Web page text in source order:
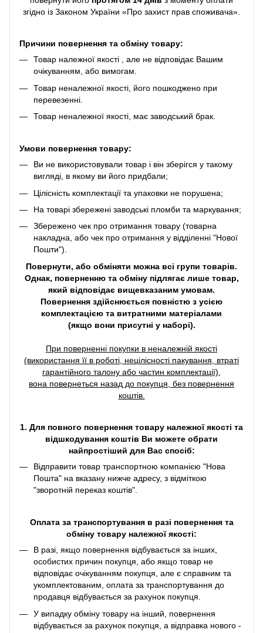
згідно із Законом України «Про захист прав споживача».
Причини повернення та обміну товару:
Товар належної якості , але не відповідає Вашим
очікуванням, або вимогам.
Товар неналежної якості, його пошкоджено при
перевезенні.
Товар неналежної якості, має заводський брак.
Умови повернення товару:
Ви не використовували товар і він зберігся у такому
вигляді, в якому ви його придбали;
Цілісність комплектації та упаковки не порушена;
На товарі збережені заводські пломби та маркування;
Збережено чек про отримання товару (товарна
накладна, або чек про отримання у відділенні "Нової
Пошти").
Повернути, або обміняти можна всі групи товарів.
Однак, поверненню та обміну підлягає лише товар,
який відповідає вищевказаним умовам.
Повернення здійснюється повністю з усією
комплектацією та витратними матеріалами
(якщо вони присутні у наборі).
При поверненні покупки в неналежній якості
(використання її в роботі, нецілісності пакування, втраті
гарантійного талону або частин комплектації),
вона повернеться назад до покупця, без повернення
коштів.
1. Для повного повернення товару належної якості та
відшкодування коштів Ви можете обрати
найпростіший для Вас спосіб:
Відправити товар транспортною компанією "Нова
Пошта" на вказану нижче адресу, з відміткою
"зворотній переказ коштів".
Оплата за транспортування в разі повернення та
обміну товару належної якості:
В разі, якщо повернення відбувається за інших,
особистих причин покупця, або якщо товар не
відповідає очікуванням покупця, але є справним та
укомплектованим, оплата за транспортування до
продавця відбувається за рахунок покупця.
У випадку обміну товару на інший, повернення
відбувається за рахунок покупця, а відправка нового -